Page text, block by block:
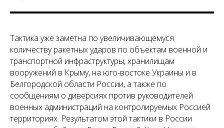
Тактика уже заметна по увеличивающемуся
количеству ракетных ударов по объектам военной и
транспортной инфраструктуры, хранилищам
вооружений в Крыму, на юго-востоке Украины и в
Белгородской области России, а также по
сообщениям о диверсиях против руководителей
военных администраций на контролируемых Россией
территориях. Результатом этой тактики в России